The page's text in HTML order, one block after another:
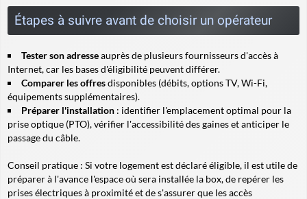
Étapes à suivre avant de choisir un opérateur
Tester son adresseauprès de plusieurs fournisseurs d'accès à
Internet, car les bases d'éligibilité peuvent différer.
Comparer les offresdisponibles (débits, options TV, Wi-Fi,
équipements supplémentaires).
Préparer l'installation : identifier l'emplacement optimal pour la
prise optique (PTO), vérifier l'accessibilité des gaines et anticiper le
passage du câble.
Conseil pratique : Si votre logement est déclaré éligible, il est utile de
préparer à l'avance l'espace où sera installée la box, de repérer les
prises électriques à proximité et de s'assurer que les accès